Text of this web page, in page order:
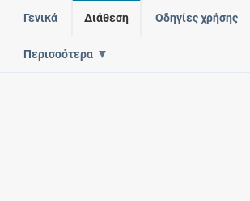
Γενικά Διάθεση Οδηγίες χρήσης
Περισσότερα